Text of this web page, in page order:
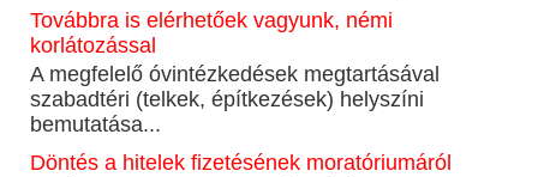
Továbbra is elérhetőek vagyunk, némi
korlátozással
A megfelelő óvintézkedések megtartásával
szabadtéri (telkek, építkezések) helyszíni
bemutatása...
Döntés a hitelek fizetésének moratóriumáról